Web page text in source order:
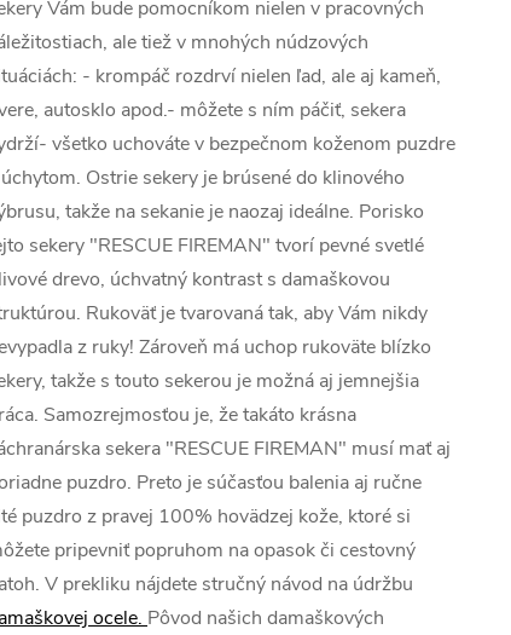
Vám bude pomocníkom nielen v pracovných
ale tiež v mnohých núdzových
- krompáč rozdrví nielen ľad, ale aj kameň,
autosklo apod.- môžete s ním páčiť, sekera
všetko uchováte v bezpečnom koženom puzdre
Ostrie sekery je brúsené do klinového
takže na sekanie je naozaj ideálne. Porisko
sekery "RESCUE FIREMAN" tvorí pevné svetlé
drevo, úchvatný kontrast s damaškovou
Rukoväť je tvarovaná tak, aby Vám nikdy
z ruky! Zároveň má uchop rukoväte blízko
takže s touto sekerou je možná aj jemnejšia
Samozrejmosťou je, že takáto krásna
sekera "RESCUE FIREMAN" musí mať aj
puzdro. Preto je súčasťou balenia aj ručne
puzdro z pravej 100% hovädzej kože, ktoré si
pripevniť popruhom na opasok či cestovný
V prekliku nájdete stručný návod na údržbu
ocele. Pôvod našich damaškových